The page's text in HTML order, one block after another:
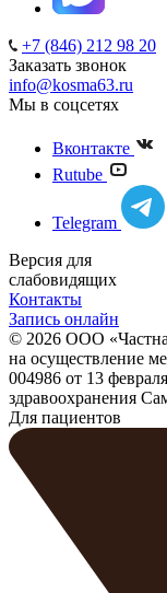
+7 (846) 212 98 20
Заказать звонок
info@kosma63.ru
Мы в соцсетях
Вконтакте
Rutube
Telegram
Версия для
слабовидящих
Контакты
Запись онлайн
© 2026 ООО
на осуществление
004986 от 13
здравоохранения
Для пациентов